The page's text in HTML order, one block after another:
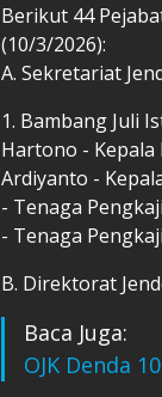
Berikut 44
(10/3/2026):
A. Sekretariat
1. Bambang Juli
Hartono -
Ardiyanto -
- Tenaga
- Tenaga
B. Direktorat
Baca Juga:
OJK Denda